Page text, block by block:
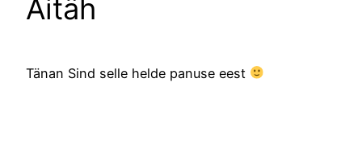
Aitäh
Tänan Sind selle helde panuse eest